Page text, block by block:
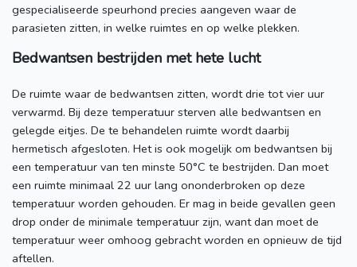
gespecialiseerde speurhond precies aangeven waar de
parasieten zitten, in welke ruimtes en op welke plekken.
Bedwantsen bestrijden met hete lucht
De ruimte waar de bedwantsen zitten, wordt drie tot vier uur
verwarmd. Bij deze temperatuur sterven alle bedwantsen en
gelegde eitjes. De te behandelen ruimte wordt daarbij
hermetisch afgesloten. Het is ook mogelijk om bedwantsen bij
een temperatuur van ten minste 50°C te bestrijden. Dan moet
een ruimte minimaal 22 uur lang ononderbroken op deze
temperatuur worden gehouden. Er mag in beide gevallen geen
drop onder de minimale temperatuur zijn, want dan moet de
temperatuur weer omhoog gebracht worden en opnieuw de tijd
aftellen.